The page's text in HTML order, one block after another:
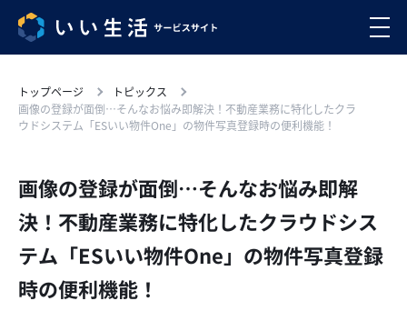
トップページ
トピックス
画像の登録が面倒…そんなお悩み即解決！不動産業務に特化したクラ
ウドシステム「ESいい物件One」の物件写真登録時の便利機能！
画像の登録が面倒…そんなお悩み即解
決！不動産業務に特化したクラウドシス
テム「ESいい物件One」の物件写真登録
時の便利機能！